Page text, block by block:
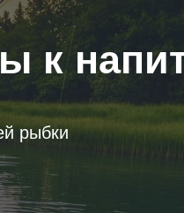
к
рыбки